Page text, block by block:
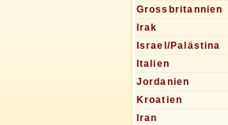
Grossbritannien
Irak
Israel/Palästina
Italien
Jordanien
Kroatien
Iran